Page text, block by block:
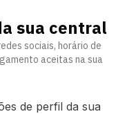
sua central
sociais, horário de
aceitas na sua
de perfil da sua